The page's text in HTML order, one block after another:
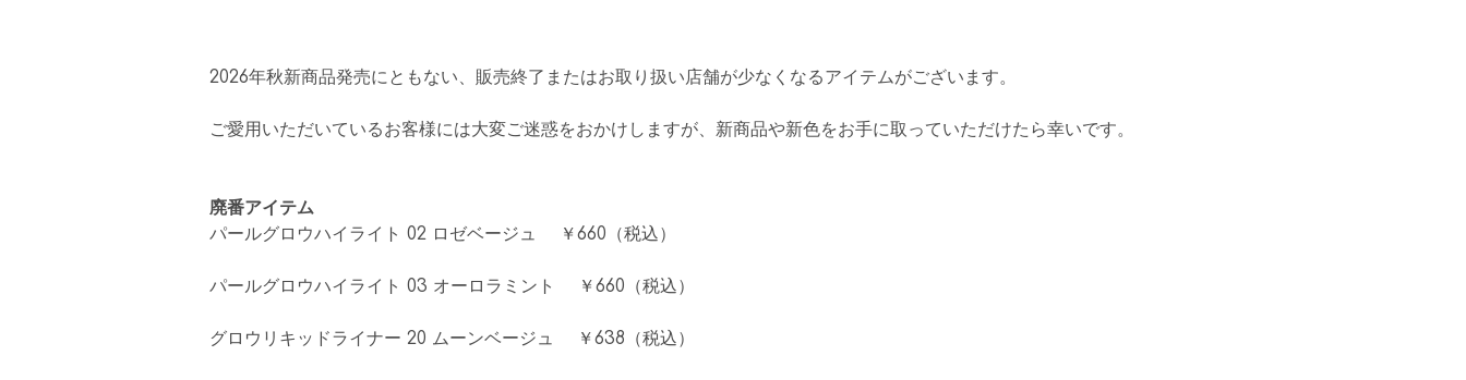
2026年秋新商品発売にともない、販売終了またはお取り扱い店舗が少なくなるアイテムがございます。
ご愛用いただいているお客様には大変ご迷惑をおかけしますが、新商品や新色をお手に取っていただけたら幸いです。
廃番アイテム
パールグロウハイライト 02 ロゼベージュ ￥660（税込）
パールグロウハイライト 03 オーロラミント ￥660（税込）
グロウリキッドライナー 20 ムーンベージュ ￥638（税込）